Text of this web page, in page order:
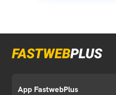
App FastwebPlus